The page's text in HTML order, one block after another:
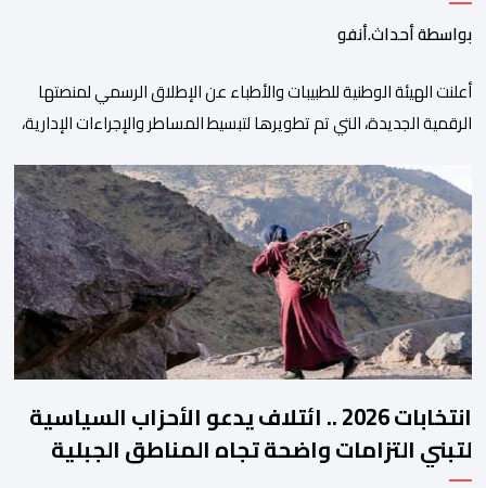
بواسطة أحداث.أنفو
أعلنت الهيئة الوطنية للطبيبات والأطباء عن الإطلاق الرسمي لمنصتها
الرقمية الجديدة، التي تم تطويرها لتبسيط المساطر والإجراءات الإدارية،
والمجالس الجهوية للهيئة إلى جانب الهيئة الوطنية. وذكر بلاغ للهيئة أن
هذه المنصة، التي تم إطلاقها في إطار استراتيجيتها الرامية إلى التحديث
والتحول الرقمي، تشكل خطوة مهمة في […]
انتخابات 2026 .. ائتلاف يدعو الأحزاب السياسية
لتبني التزامات واضحة تجاه المناطق الجبلية